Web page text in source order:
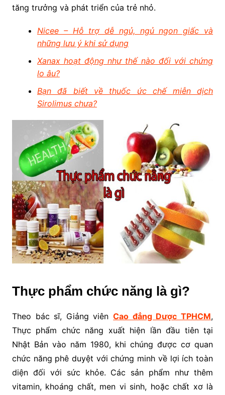
tăng trưởng và phát triển của trẻ nhỏ.
Nicee – Hỗ trợ dễ ngủ, ngủ ngon giấc và
những lưu ý khi sử dụng
Xanax hoạt động như thế nào đối với chứng
lo âu?
Bạn đã biết về thuốc ức chế miễn dịch
Sirolimus chưa?
Thực phẩm chức năng là gì?
Theo bác sĩ, Giảng viênCao đẳng Dược TPHCM,
Thực phẩm chức năng xuất hiện lần đầu tiên tại
Nhật Bản vào năm 1980, khi chúng được cơ quan
chức năng phê duyệt với chứng minh về lợi ích toàn
diện đối với sức khỏe. Các sản phẩm như thêm
vitamin, khoáng chất, men vi sinh, hoặc chất xơ là